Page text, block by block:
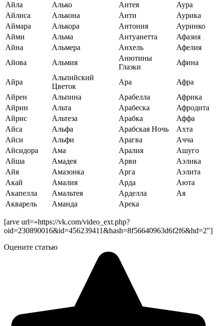
Айла
Алько Антея
Аура
Айлиса
Алькона Анти
Аурика
Аймара
Алькора Антония
Ауринко
Айми
Альма Антуанетта
Афазия
Айна
Альмера Анхель
Афелия
Айова
Альмия
Анютины
Глазки
Афина
Айра
Альпийский
Цветок
Ара
Афра
Айрен
Альпина Арабелла
Африка
Айрин
Альта Арабеска
Афродита
Айрис
Альтеза Арабка
Аффа
Айса
Альфа Арабская Ночь
Ахта
Айси
Альфи Арагва
Ачча
Айсидора
Ама Аралия
Ашуго
Айша
Амадея Арви
Аэлика
Айя
Амазонка Арга
Аэлита
Акай
Амалия Арда
Аюта
Акапелла
Амальтея Арделла
Ая
Акварель
Аманда Арека
[arve url=»https://vk.com/video_ext.php?
oid=230890016&id=456239411&hash=8f56640963d6f2f6&hd=2″]
Оцените статью